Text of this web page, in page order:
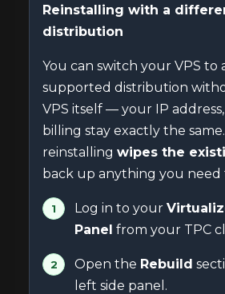
Reinstalling with a
distribution
You can switch your VPS to
supported distribution
VPS itself — your IP
billing stay exactly the
reinstalling wipes the
back up anything you need
Log in to your
Panel from your TPC
Open the Rebuild
left side panel.